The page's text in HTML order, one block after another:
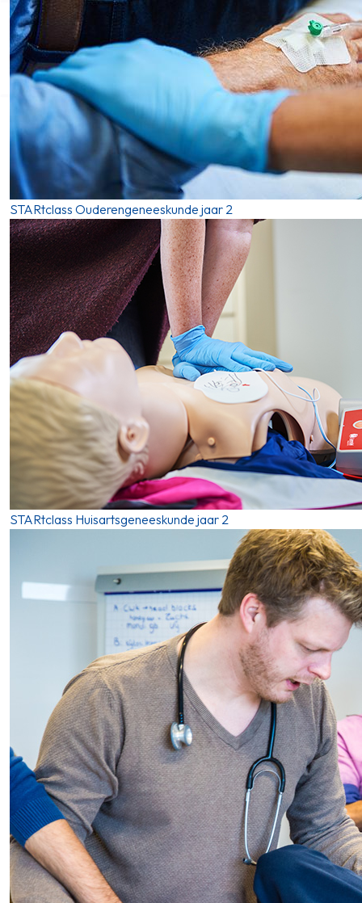
STARtclass Ouderengeneeskunde jaar 2
STARtclass Huisartsgeneeskunde jaar 2